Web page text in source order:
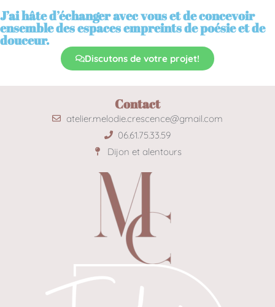
J’ai hâte d’échanger avec vous et de concevoir
ensemble des espaces empreints de poésie et de
douceur.
Discutons de votre projet!
Contact
atelier.melodie.crescence@gmail.com
06.61.75.33.59
Dijon et alentours